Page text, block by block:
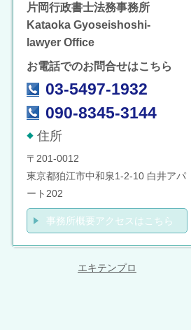
片岡行政書士法務事務所
Kataoka Gyoseishoshi-
lawyer Office
お電話でのお問合せはこちら
03-5497-1932
090-8345-3144
住所
〒201-0012
東京都狛江市中和泉1-2-10 白井アパ
ート202
事務所概要アクセスはこちら
エキテンプロ